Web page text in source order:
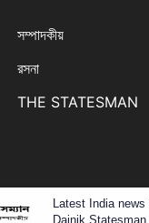
সম্পাদকীয়
রসনা
THE STATESMAN
Latest India news
Dainik Statesman